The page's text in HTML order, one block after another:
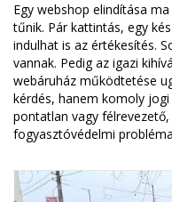
Egy webshop elindítása
tűnik. Pár kattintás, egy
indulhat is az értékesítés.
vannak. Pedig az igazi
webáruház működtetése
kérdés, hanem komoly
pontatlan vagy
fogyasztóvédelmi